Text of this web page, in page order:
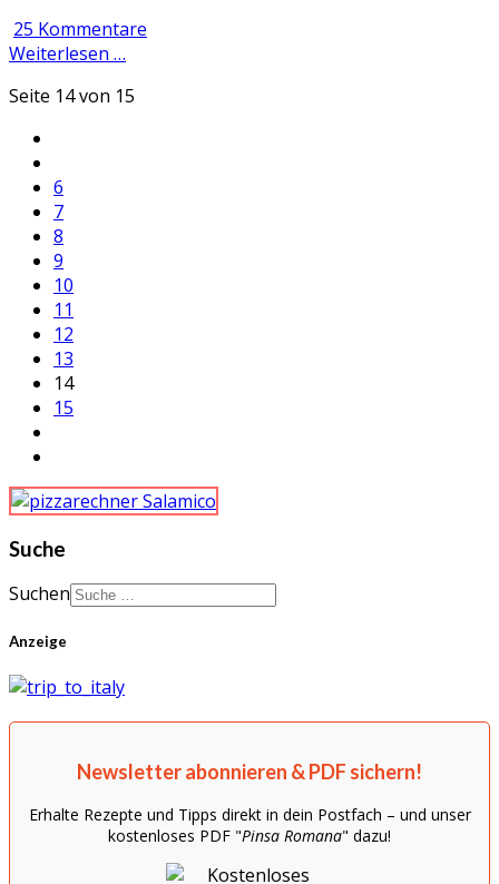
25 Kommentare
Weiterlesen …
Seite 14 von 15
6
7
8
9
10
11
12
13
14
15
Suche
Suchen
Anzeige
Newsletter abonnieren & PDF sichern!
Erhalte Rezepte und Tipps direkt in dein Postfach – und unser
kostenloses PDF "Pinsa Romana" dazu!